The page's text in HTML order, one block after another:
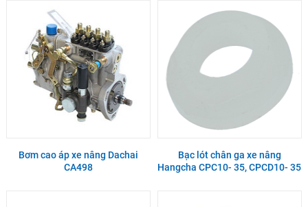
Bơm cao áp xe nâng Dachai
CA498
Bạc lót chân ga xe nâng
Hangcha CPC10- 35, CPCD10- 35